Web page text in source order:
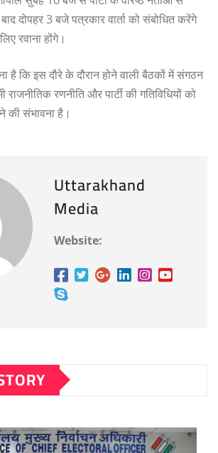
दोपहर 3 बजे पत्रकार वार्ता को संबोधित करेंगे
रवाना होंगे।
है कि इस दौरे के दौरान होने वाली बैठकों में संगठन
रणनीति और पार्टी की गतिविधियों को
की संभावना है।
Uttarakhand
Media
Website: